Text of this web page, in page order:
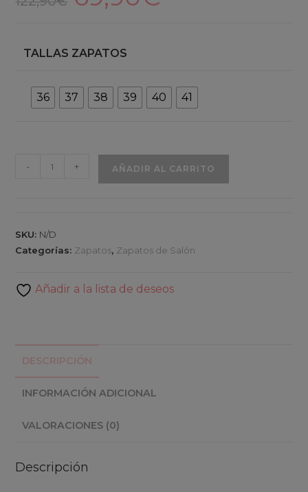
original
TALLAS ZAPATOS
36 37 38 39 40 41
- + AÑADIR AL CARRITO
SKU: N/D
Categorías: Zapatos, Zapatos de Salón
Añadir a la lista de deseos
DESCRIPCIÓN
INFORMACIÓN ADICIONAL
VALORACIONES (0)
Descripción